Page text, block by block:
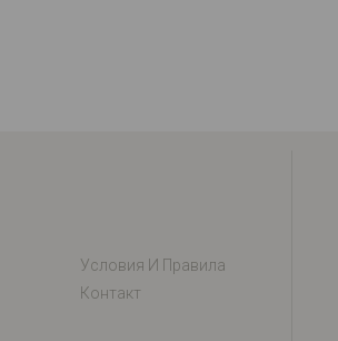
Условия И Правила
Контакт